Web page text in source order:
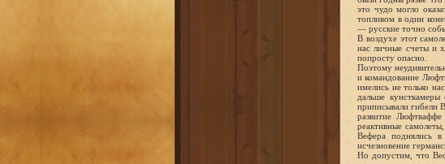
это чудо могло
топливом в один
— русские точно
В воздухе этот
нас личные счеты и
попросту опасно.
Поэтому
и командование
имелись не только
дальше
приписывали гибели
развитие
реактивные
Вефера поднялись
исчезновение
Но допустим, что